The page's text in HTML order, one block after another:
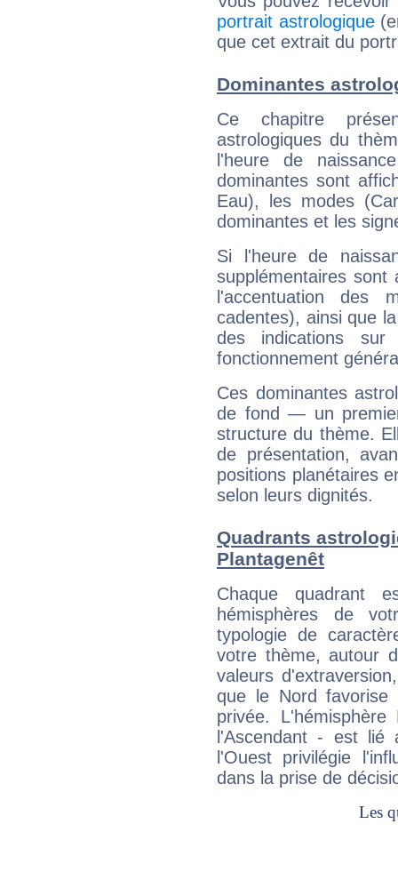
portrait astrologique
que cet extrait du
Dominantes
Ce chapitre
astrologiques du
l'heure de
dominantes sont
Eau), les modes
dominantes et les
Si l'heure de
supplémentaires sont
l'accentuation des
cadentes), ainsi que
des indications sur
fonctionnement
Ces dominantes
de fond — un
structure du thème.
de présentation,
positions planétaires
selon leurs dignités.
Quadrants
Plantagenêt
Chaque quadrant
hémisphères de
typologie de
votre thème, autour
valeurs
que le Nord favorise
privée.
l'Ascendant - est
l'Ouest privilégie
dans la prise de